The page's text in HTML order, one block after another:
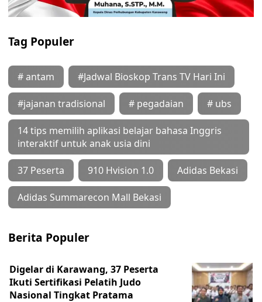
Tag Populer
# antam #Jadwal Bioskop Trans TV Hari Ini
#jajanan tradisional # pegadaian # ubs
14 tips memilih aplikasi belajar bahasa Inggris
interaktif untuk anak usia dini
37 Peserta 910 Hvision 1.0 Adidas Bekasi
Adidas Summarecon Mall Bekasi
Berita Populer
Digelar di Karawang, 37 Peserta
Ikuti Sertifikasi Pelatih Judo
Nasional Tingkat Pratama